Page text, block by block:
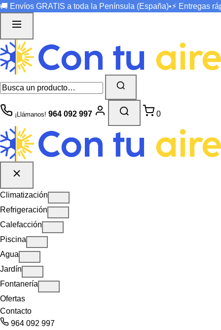
🚚 Envíos GRATIS a toda la Península (España)•⚡ Entregas
¡Llámanos! 964 092 997 0
Climatización
Refrigeración
Calefacción
Piscina
Agua
Jardín
Fontanería
Ofertas
Contacto
964 092 997